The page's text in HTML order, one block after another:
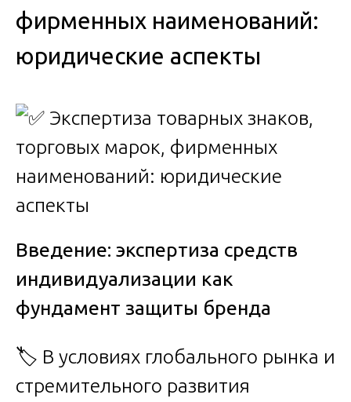
фирменных наименований:
юридические аспекты
Введение: экспертиза средств
индивидуализации как
фундамент защиты бренда
🏷️ В условиях глобального рынка и
стремительного развития